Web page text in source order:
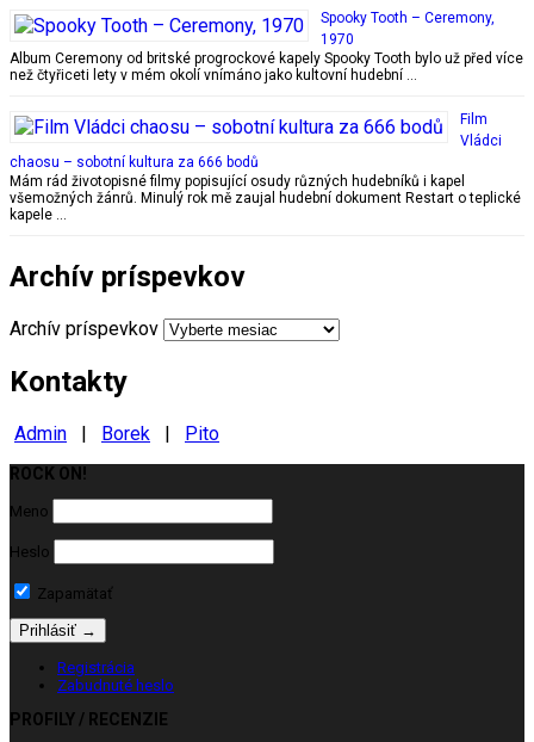
Spooky Tooth – Ceremony,
1970
Album Ceremony od britské progrockové kapely Spooky Tooth bylo už před více
než čtyřiceti lety v mém okolí vnímáno jako kultovní hudební …
Film
Vládci
chaosu – sobotní kultura za 666 bodů
Mám rád životopisné filmy popisující osudy různých hudebníků i kapel
všemožných žánrů. Minulý rok mě zaujal hudební dokument Restart o teplické
kapele …
Archív príspevkov
Archív príspevkov
Kontakty
Admin | Borek | Pito
Milujeme ROCK
ROCK ON!
Meno
Heslo
Zapamätať
Registrácia
Zabudnuté heslo
PROFILY / RECENZIE